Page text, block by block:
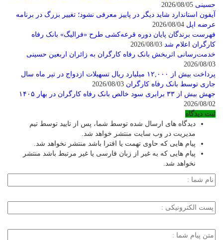
حسینی
آیفون استاندارد شاید دیگر در پاییز معرفی نشود؛ تغییر بزرگ در برنامه
عرضه اپل
فهرست برندگان پایان دوره قرعه‌کشی طرح «فرالیگ» بانک رفاه
کارگران اعلام شد
خدمت‌رسانی اثربخش بانک رفاه کارگران به زائران اربعین حسینی
2026/08/03
پرداخت بیش از ۱۲,۰۰۰ میلیارد ریال تسهیلات ازدواج در تیر ماه سال
جاری توسط بانک رفاه کارگران
جهش بیش از ۳۳ برابری سود خالص بانک رفاه کارگران در بهار ۱۴۰۵
2026/08/02
ثبت دیدگاه
دیدگاه های ارسال شده توسط شما، پس از تایید توسط تیم
مدیریت در وب سایت منتشر خواهد شد.
پیام هایی که حاوی تهمت یا افترا باشد منتشر نخواهد شد.
پیام هایی که به غیر از زبان فارسی یا غیر مرتبط باشد منتشر
نخواهد شد.